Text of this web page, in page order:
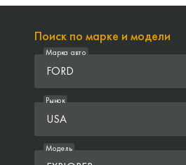
Поиск по марке и модели
FORD
Марка авто
USA
Рынок
Модель